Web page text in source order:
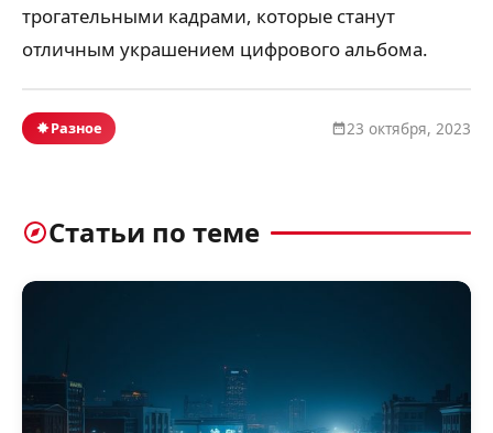
трогательными кадрами, которые станут
отличным украшением цифрового альбома.
Разное 23 октября, 2023
Статьи по теме